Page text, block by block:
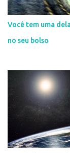
Você tem uma
no seu bolso